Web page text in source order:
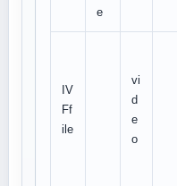
e
IV
Ff
ile
vi
d
e
o